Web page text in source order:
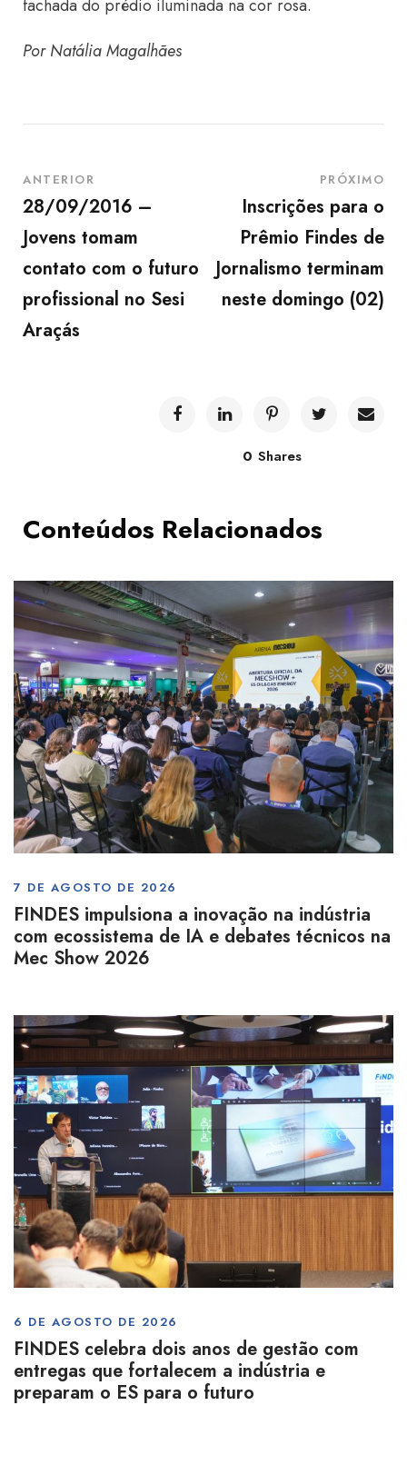
fachada do prédio iluminada na cor rosa.
Por Natália Magalhães
ANTERIOR
28/09/2016 –
Jovens tomam
contato com o futuro
profissional no Sesi
Araçás
PRÓXIMO
Inscrições para o
Prêmio Findes de
Jornalismo terminam
neste domingo (02)
0 Shares
Conteúdos Relacionados
7 DE AGOSTO DE 2026
FINDES impulsiona a inovação na indústria
com ecossistema de IA e debates técnicos na
Mec Show 2026
6 DE AGOSTO DE 2026
FINDES celebra dois anos de gestão com
entregas que fortalecem a indústria e
preparam o ES para o futuro